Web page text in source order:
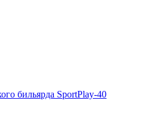
бильярда SportPlay-40